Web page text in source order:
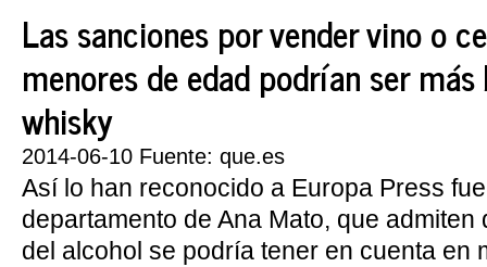
Las sanciones por vender vino o
menores de edad podrían ser
whisky
2014-06-10 Fuente: que.es
Así lo han reconocido a Europa Press
departamento de Ana Mato, que admiten
del alcohol se podría tener en cuenta en